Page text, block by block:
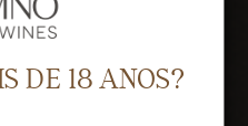
DE 18 ANOS?